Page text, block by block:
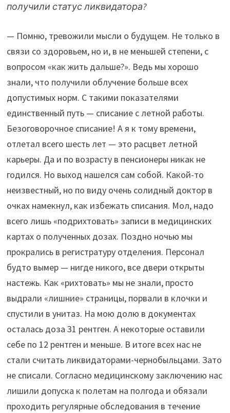
получили статус ликвидатора?
— Помню, тревожили мысли о будущем. Не только в
связи со здоровьем, но и, в не меньшей степени, с
вопросом «как жить дальше?». Ведь мы хорошо
знали, что получили облучение больше всех
допустимых норм. С такими показателями
единственный путь — списание с летной работы.
Безоговорочное списание! А я к тому времени,
отлетал всего шесть лет — это расцвет летной
карьеры. Да и по возрасту в пенсионеры никак не
годился. Но выход нашелся сам собой. Какой-то
неизвестный, но по виду очень солидный доктор в
очках намекнул, как избежать списания. Мол, надо
всего лишь «подрихтовать» записи в медицинских
картах о полученных дозах. Поздно ночью мы
прокрались в регистратуру отделения. Персонал
будто вымер — нигде никого, все двери открыты
настежь. Как «рихтовать» мы не знали, просто
выдрали «лишние» страницы, порвали в клочки и
спустили в унитаз. На мою долю в документах
осталась доза 31 рентген. А некоторые оставили
себе по 12 рентген и меньше. В итоге всех нас не
стали считать ликвидаторами-чернобыльцами. Зато
не списали. Согласно медицинскому заключению нас
лишили допуска к полетам на полгода и обязали
проходить регулярные обследования в течение